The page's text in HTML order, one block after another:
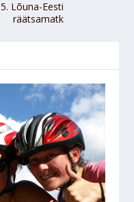
5. Lõuna-Eesti
räätsamatk